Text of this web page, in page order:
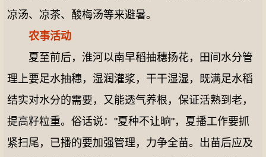
凉汤、凉茶、酸梅汤等来避暑。
农事活动
夏至前后，淮河以南早稻抽穗扬花，田间水分管
理上要足水抽穗，湿润灌浆，干干湿湿，既满足水稻
结实对水分的需要，又能透气养根，保证活熟到老，
提高籽粒重。俗话说："夏种不让晌"，夏播工作要抓
紧扫尾，已播的要加强管理，力争全苗。出苗后应及